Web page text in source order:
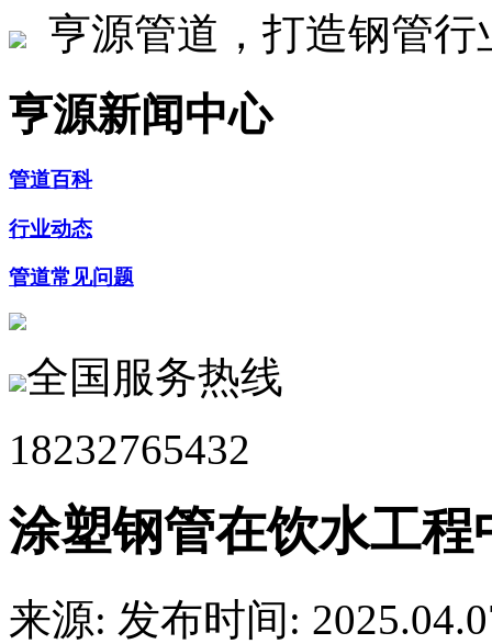
亨源管道，打造钢管
亨源新闻中心
管道百科
行业动态
管道常见问题
全国服务热线
18232765432
涂塑钢管在饮水工
来源: 发布时间: